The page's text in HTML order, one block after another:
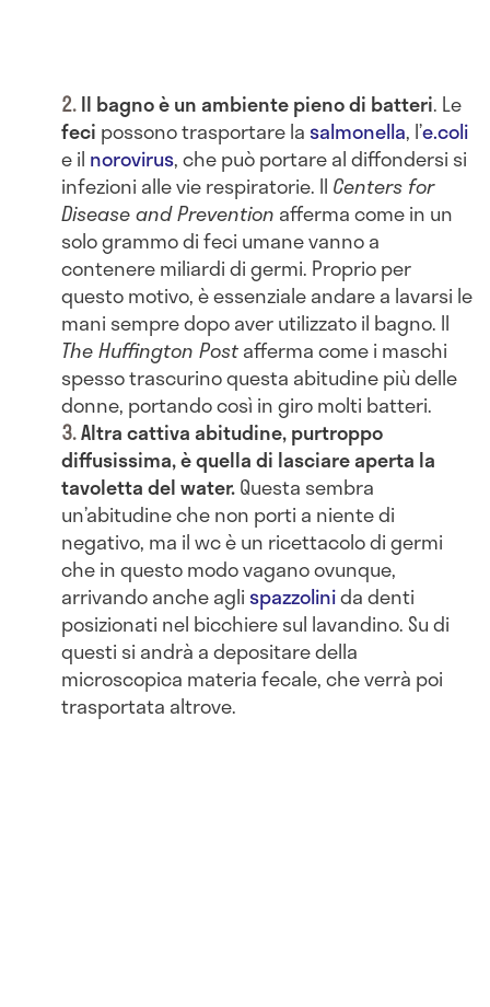
Il bagno è un ambiente pieno di batteri. Le
feci possono trasportare la salmonella, l’e.coli
e il norovirus, che può portare al diffondersi si
infezioni alle vie respiratorie. Il Centers for
Disease and Prevention afferma come in un
solo grammo di feci umane vanno a
contenere miliardi di germi. Proprio per
questo motivo, è essenziale andare a lavarsi le
mani sempre dopo aver utilizzato il bagno. Il
The Huffington Postafferma come i maschi
spesso trascurino questa abitudine più delle
donne, portando così in giro molti batteri.
Altra cattiva abitudine, purtroppo
diffusissima, è quella di lasciare aperta la
tavoletta del water.Questa sembra
un’abitudine che non porti a niente di
negativo, ma il wc è un ricettacolo di germi
che in questo modo vagano ovunque,
arrivando anche agli spazzolinida denti
posizionati nel bicchiere sul lavandino. Su di
questi si andrà a depositare della
microscopica materia fecale, che verrà poi
trasportata altrove.